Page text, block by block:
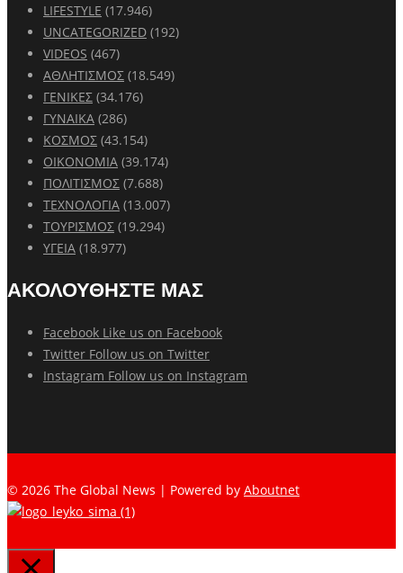
LIFESTYLE (17.946)
UNCATEGORIZED (192)
VIDEOS (467)
ΑΘΛΗΤΙΣΜΟΣ (18.549)
ΓΕΝΙΚΕΣ (34.176)
ΓΥΝΑΙΚΑ (286)
ΚΟΣΜΟΣ (43.154)
ΟΙΚΟΝΟΜΙΑ (39.174)
ΠΟΛΙΤΙΣΜΟΣ (7.688)
ΤΕΧΝΟΛΟΓΙΑ (13.007)
ΤΟΥΡΙΣΜΟΣ (19.294)
ΥΓΕΙΑ (18.977)
ΑΚΟΛΟΥΘΗΣΤΕ ΜΑΣ
Facebook Like us on Facebook
Twitter Follow us on Twitter
Instagram Follow us on Instagram
© 2026 The Global News | Powered by Aboutnet